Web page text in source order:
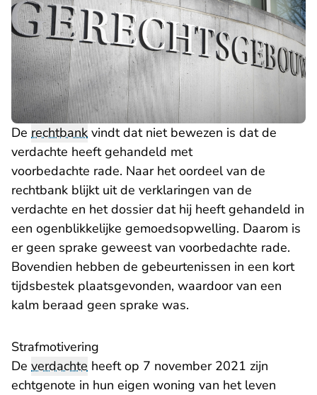
De rechtbank vindt dat niet bewezen is dat de
verdachte heeft gehandeld met
voorbedachte rade. Naar het oordeel van de
rechtbank blijkt uit de verklaringen van de
verdachte en het dossier dat hij heeft gehandeld in
een ogenblikkelijke gemoedsopwelling. Daarom is
er geen sprake geweest van voorbedachte rade.
Bovendien hebben de gebeurtenissen in een kort
tijdsbestek plaatsgevonden, waardoor van een
kalm beraad geen sprake was.
Strafmotivering
De verdachte heeft op 7 november 2021 zijn
echtgenote in hun eigen woning van het leven